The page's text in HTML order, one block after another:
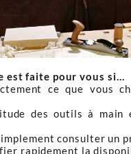
est faite pour vous si…
ce que vous
des outils à main
consulter un
rapidement la